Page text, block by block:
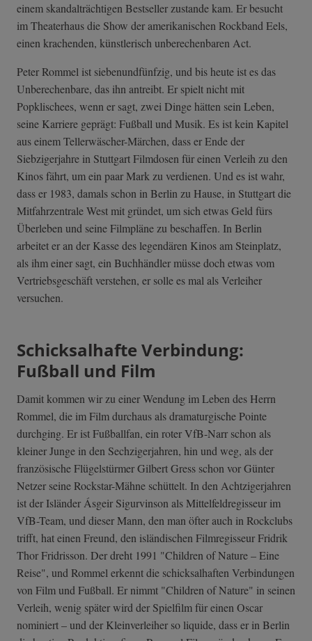
einem skandalträchtigen Bestseller zustande kam. Er besucht
im Theaterhaus die Show der amerikanischen Rockband Eels,
einen krachenden, künstlerisch unberechenbaren Act.
Peter Rommel ist siebenundfünfzig, und bis heute ist es das
Unberechenbare, das ihn antreibt. Er spielt nicht mit
Popklischees, wenn er sagt, zwei Dinge hätten sein Leben,
seine Karriere geprägt: Fußball und Musik. Es ist kein Kapitel
aus einem Tellerwäscher-Märchen, dass er Ende der
Siebzigerjahre in Stuttgart Filmdosen für einen Verleih zu den
Kinos fährt, um ein paar Mark zu verdienen. Und es ist wahr,
dass er 1983, damals schon in Berlin zu Hause, in Stuttgart die
Mitfahrzentrale West mit gründet, um sich etwas Geld fürs
Überleben und seine Filmpläne zu beschaffen. In Berlin
arbeitet er an der Kasse des legendären Kinos am Steinplatz,
als ihm einer sagt, ein Buchhändler müsse doch etwas vom
Vertriebsgeschäft verstehen, er solle es mal als Verleiher
versuchen.
Schicksalhafte Verbindung:
Fußball und Film
Damit kommen wir zu einer Wendung im Leben des Herrn
Rommel, die im Film durchaus als dramaturgische Pointe
durchging. Er ist Fußballfan, ein roter VfB-Narr schon als
kleiner Junge in den Sechzigerjahren, hin und weg, als der
französische Flügelstürmer Gilbert Gress schon vor Günter
Netzer seine Rockstar-Mähne schüttelt. In den Achtzigerjahren
ist der Isländer Ásgeir Sigurvinson als Mittelfeldregisseur im
VfB-Team, und dieser Mann, den man öfter auch in Rockclubs
trifft, hat einen Freund, den isländischen Filmregisseur Fridrik
Thor Fridrisson. Der dreht 1991 "Children of Nature – Eine
Reise", und Rommel erkennt die schicksalhaften Verbindungen
von Film und Fußball. Er nimmt "Children of Nature" in seinen
Verleih, wenig später wird der Spielfilm für einen Oscar
nominiert – und der Kleinverleiher so liquide, dass er in Berlin